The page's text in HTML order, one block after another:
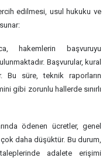
edilmesi, usul hukuku ve
hakemlerin başvuruyu
Başvurular, kural
Bu süre, teknik raporların
gibi zorunlu hallerde sınırlı
ödenen ücretler, genel
daha düşüktür. Bu durum,
adalete erişimi